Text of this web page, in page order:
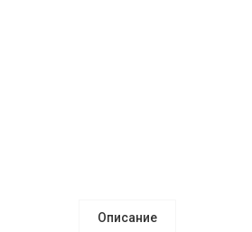
Описание